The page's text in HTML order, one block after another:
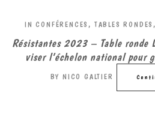
IN CONFÉRENCES, TABLES RONDES ,
Résistantes 2023 – Table ronde
viser l’échelon national pour
BY NICO GALTIER